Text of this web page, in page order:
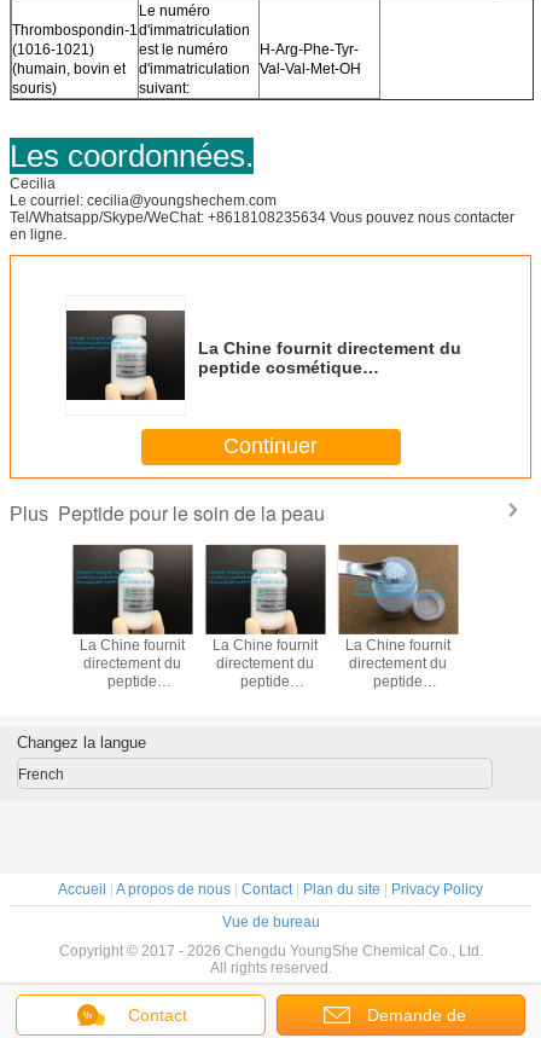
Thrombospondin-1
(1016-1021)
(humain, bovin et
souris)
Le numéro
d'immatriculation
est le numéro
d'immatriculation
suivant:
H-Arg-Phe-Tyr-
Val-Val-Met-OH
Les coordonnées.
Cecilia
Le courriel: cecilia@youngshechem.com
Tel/Whatsapp/Skype/WeChat: +8618108235634 Vous pouvez nous contacter
en ligne.
La Chine fournit directement du
peptide cosmétique
Continuer
Plus Peptide pour le soin de la peau
haute
La Chine fournit
directement du
peptide
en poudre
blanche de haute
La Chine fournit
directement du
peptide
La Chine fournit
directement du
peptide
Contact Demande de
Changez la langue
French
Accueil | A propos de nous | Contact | Plan du site | Privacy Policy
Vue de bureau
Copyright © 2017 - 2026 Chengdu YoungShe Chemical Co., Ltd.
All rights reserved.